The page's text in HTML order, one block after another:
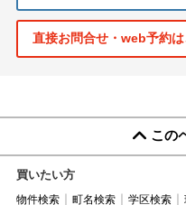
直接お問合せ・web予約
この
買いたい方
物件検索 町名検索 学区検索